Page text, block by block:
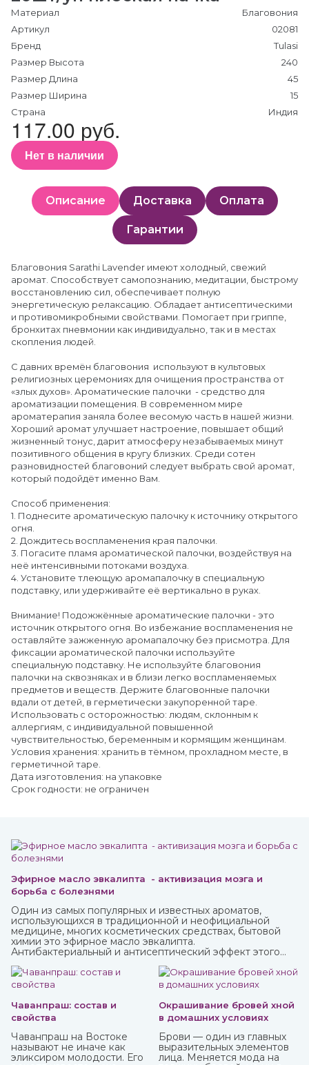
Материал
Благовония
Артикул
02081
Бренд
Tulasi
Размер Высота
240
Размер Длина
45
Размер Ширина
15
Страна
Индия
117.00 руб.
Нет в наличии
Описание Доставка Оплата
Гарантии
Благовония Sarathi Lavender имеют холодный, свежий
аромат. Способствует самопознанию, медитации, быстрому
восстановлению сил, обеспечивает полную
энергетическую релаксацию. Обладает антисептическими
и противомикробными свойствами. Помогает при гриппе,
бронхитах пневмонии как индивидуально, так и в местах
скопления людей.
С давних времён благовония используют в культовых
религиозных церемониях для очищения пространства от
«злых духов». Ароматические палочки - средство для
ароматизации помещения. В современном мире
ароматерапия заняла более весомую часть в нашей жизни.
Хороший аромат улучшает настроение, повышает общий
жизненный тонус, дарит атмосферу незабываемых минут
позитивного общения в кругу близких. Среди сотен
разновидностей благовоний следует выбрать свой аромат,
который подойдёт именно Вам.
Способ применения:
1. Поднесите ароматическую палочку к источнику открытого
огня.
2. Дождитесь воспламенения края палочки.
3. Погасите пламя ароматической палочки, воздействуя на
неё интенсивными потоками воздуха.
4. Установите тлеющую аромапалочку в специальную
подставку, или удерживайте её вертикально в руках.
Внимание! Подожжённые ароматические палочки - это
источник открытого огня. Во избежание воспламенения не
оставляйте зажженную аромапалочку без присмотра. Для
фиксации ароматической палочки используйте
специальную подставку. Не используйте благовония
палочки на сквозняках и в близи легко воспламеняемых
предметов и веществ. Держите благовонные палочки
вдали от детей, в герметически закупоренной таре.
Использовать с осторожностью: людям, склонным к
аллергиям, с индивидуальной повышенной
чувствительностью, беременным и кормящим женщинам.
Условия хранения: хранить в тёмном, прохладном месте, в
герметичной таре.
Дата изготовления: на упаковке
Срок годности: не ограничен
Эфирное масло эвкалипта - активизация мозга и
борьба с болезнями
Один из самых популярных и известных ароматов,
использующихся в традиционной и неофициальной
медицине, многих косметических средствах, бытовой
химии это эфирное масло эвкалипта.
Антибактериальный и антисептический эффект этого
известен очень давно.
Чаванпраш: состав и
свойства
Чаванпраш на Востоке
называют не иначе как
эликсиром молодости. Его
Окрашивание бровей хной
в домашних условиях
Брови — один из главных
выразительных элементов
лица. Меняется мода на